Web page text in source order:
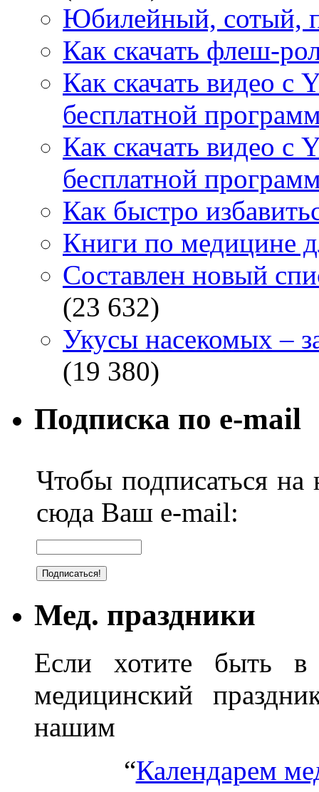
Юбилейный, сотый,
Как скачать флеш-
Как скачать видео с
бесплатной
Как скачать видео с
бесплатной
Как быстро
Книги по медицине
Составлен новый
(23 632)
Укусы насекомых –
(19 380)
Подписка по e-mail
Чтобы подписаться на
сюда Ваш e-mail:
Мед. праздники
Если хотите быть в
медицинский
нашим
“Календарем